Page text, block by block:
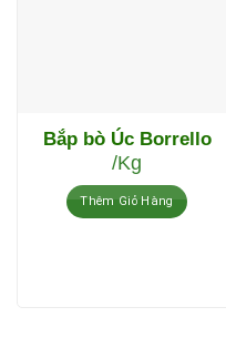
Bắp bò Úc Borrello
/Kg
Thêm Giỏ Hàng